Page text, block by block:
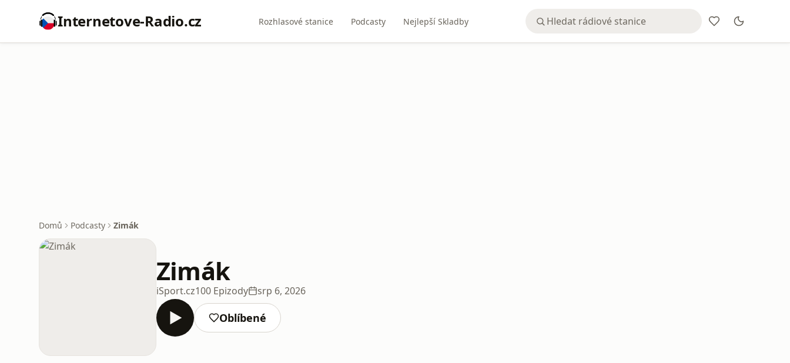
Internetove-Radio.cz Rozhlasové stanice Podcasty Nejlepší Skladby
Domů Podcasty Zimák
Zimák
iSport.cz100 Epizody srp 6, 2026
Oblíbené